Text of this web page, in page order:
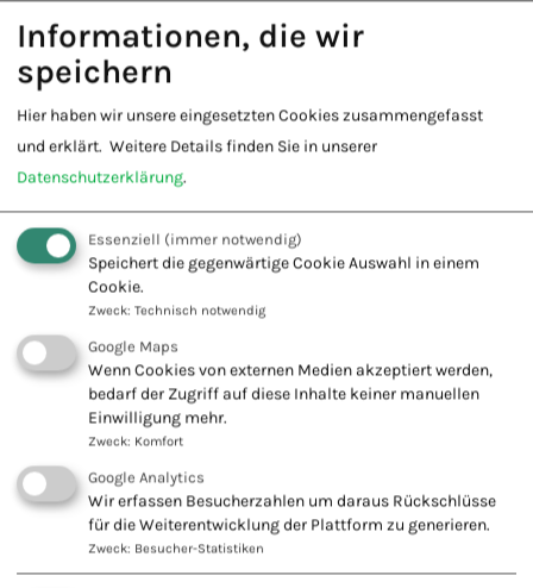
Fachschule für Naturheilkunde -
Europäischer Verband Naturheilkunde
Innovation + Tradition = Zukunft
KONTAKT ZU UNS
Europäischer Verband
Naturheilkunde e.V.
Wiesbadener Str. 67
47138 Duisburg
Tel.: 0203 544250
Fax: 0203 553328
Informationen, die wir
speichern
Hier haben wir unsere eingesetzten Cookies zusammengefasst
und erklärt. Weitere Details finden Sie in unserer
Datenschutzerklärung.
Essenziell (immer notwendig)
Speichert die gegenwärtige Cookie Auswahl in einem
Cookie.
Zweck: Technisch notwendig
Google Maps
Wenn Cookies von externen Medien akzeptiert werden,
bedarf der Zugriff auf diese Inhalte keiner manuellen
Einwilligung mehr.
Zweck: Komfort
Google Analytics
Wir erfassen Besucherzahlen um daraus Rückschlüsse
für die Weiterentwicklung der Plattform zu generieren.
Zweck: Besucher-Statistiken